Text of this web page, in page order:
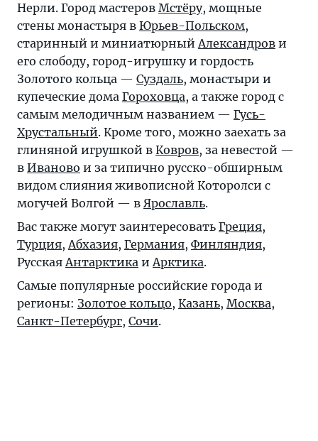
Нерли. Город мастеров Мстёру, мощные
стены монастыря в Юрьев-Польском,
старинный и миниатюрныйАлександров и
его слободу, город-игрушку и гордость
Золотого кольца — Суздаль, монастыри и
купеческие дома Гороховца, а также город с
самым мелодичным названием — Гусь-
Хрустальный. Кроме того, можно заехать за
глиняной игрушкой в Ковров, за невестой —
в Иваново и за типично русско-обширным
видом слияния живописной Которолси с
могучей Волгой — в Ярославль.
Вас также могут заинтересовать Греция,
Турция,Абхазия, Германия, Финляндия,
РусскаяАнтарктика иАрктика.
Самые популярные российские города и
регионы: Золотое кольцо, Казань, Москва,
Санкт-Петербург, Сочи.